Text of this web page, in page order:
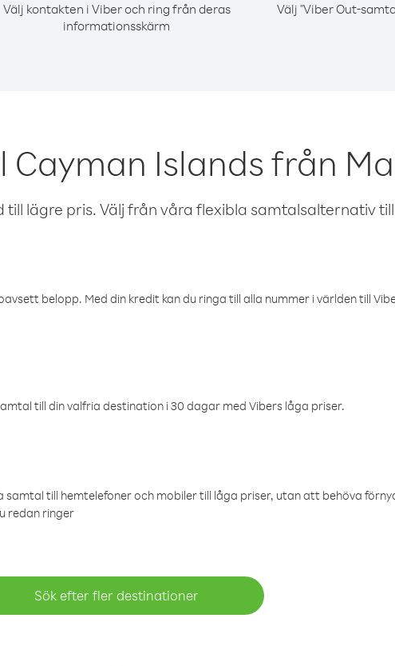
Välj kontakten i Viber och ring från deras
informationsskärm
Välj "Viber Out-
Cayman Islands från
lägre pris. Välj från våra flexibla samtalsalternativ
belopp. Med din kredit kan du ringa till alla nummer i världen till
till din valfria destination i 30 dagar med Vibers låga priser.
till hemtelefoner och mobiler till låga priser, utan att behöva
redan ringer
Sök efter fler destinationer